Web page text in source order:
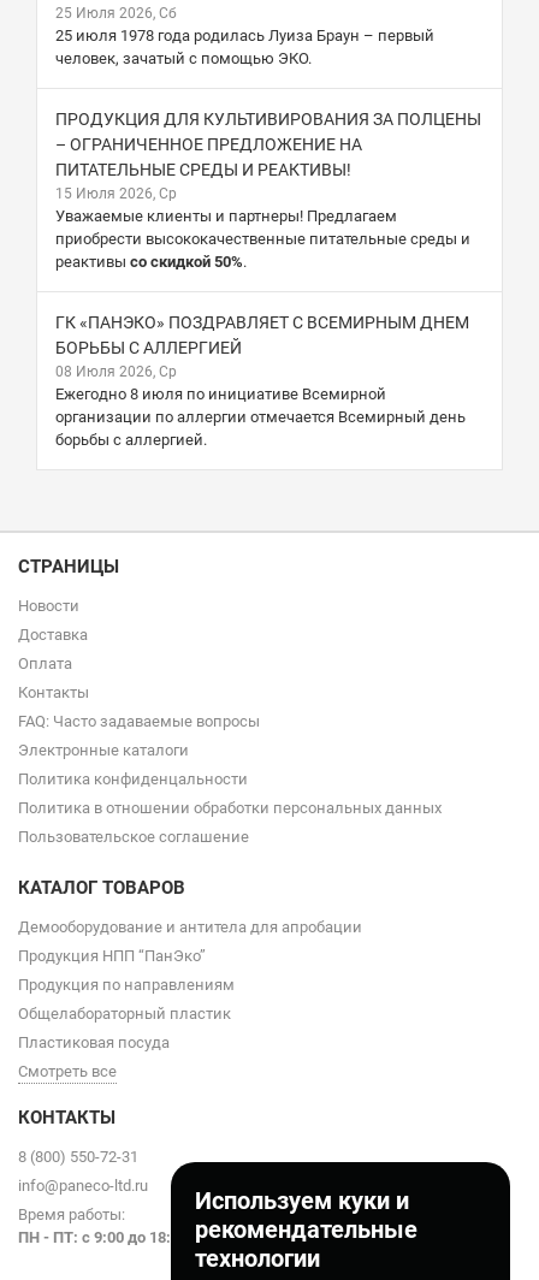
Используем куки и
рекомендательные
технологии
25 Июля 2026, Сб
25 июля 1978 года родилась Луиза Браун – первый
человек, зачатый с помощью ЭКО.
ПРОДУКЦИЯ ДЛЯ КУЛЬТИВИРОВАНИЯ ЗА ПОЛЦЕНЫ
– ОГРАНИЧЕННОЕ ПРЕДЛОЖЕНИЕ НА
ПИТАТЕЛЬНЫЕ СРЕДЫ И РЕАКТИВЫ!
15 Июля 2026, Ср
Уважаемые клиенты и партнеры! Предлагаем
приобрести высококачественные питательные среды и
реактивы со скидкой 50%.
ГК «ПАНЭКО» ПОЗДРАВЛЯЕТ С ВСЕМИРНЫМ ДНЕМ
БОРЬБЫ С АЛЛЕРГИЕЙ
08 Июля 2026, Ср
Ежегодно 8 июля по инициативе Всемирной
организации по аллергии отмечается Всемирный день
борьбы с аллергией.
СТРАНИЦЫ
Новости
Доставка
Оплата
Контакты
FAQ: Часто задаваемые вопросы
Электронные каталоги
Политика конфиденцальности
Политика в отношении обработки персональных данных
Пользовательское соглашение
КАТАЛОГ ТОВАРОВ
Демооборудование и антитела для апробации
Продукция НПП “ПанЭко”
Продукция по направлениям
Общелабораторный пластик
Пластиковая посуда
Смотреть все
КОНТАКТЫ
8 (800) 550-72-31
info@paneco-ltd.ru
Время работы:
ПН - ПТ: с 9:00 до 18:00